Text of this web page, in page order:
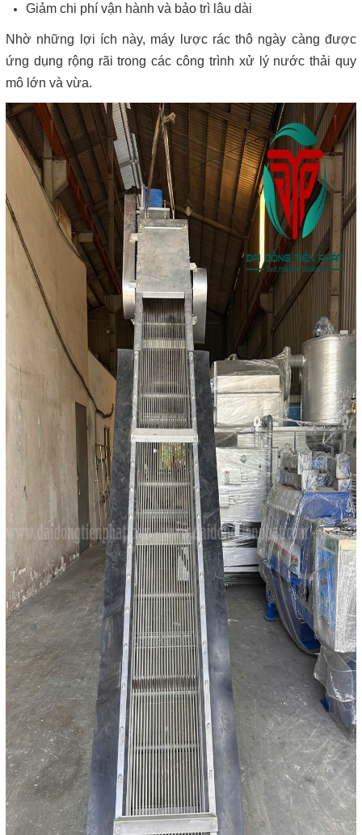
Giảm chi phí vận hành và bảo trì lâu dài
Nhờ những lợi ích này, máy lược rác thô ngày càng được
ứng dụng rộng rãi trong các công trình xử lý nước thải quy
mô lớn và vừa.